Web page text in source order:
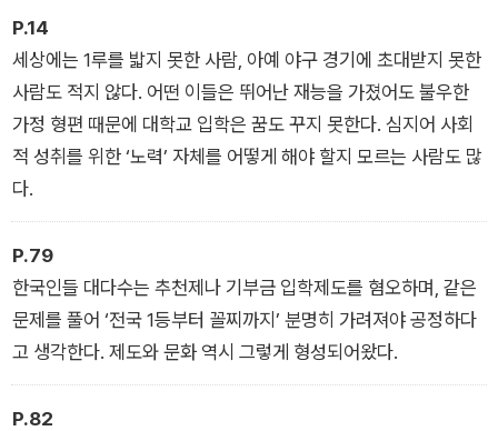
P.14
세상에는 1루를 밟지 못한 사람, 아예 야구 경기에 초대받지 못한
사람도 적지 않다. 어떤 이들은 뛰어난 재능을 가졌어도 불우한
가정 형편 때문에 대학교 입학은 꿈도 꾸지 못한다. 심지어 사회
적 성취를 위한 ‘노력’ 자체를 어떻게 해야 할지 모르는 사람도 많
다.
P.79
한국인들 대다수는 추천제나 기부금 입학제도를 혐오하며, 같은
문제를 풀어 ‘전국 1등부터 꼴찌까지’ 분명히 가려져야 공정하다
고 생각한다. 제도와 문화 역시 그렇게 형성되어왔다.
P.82